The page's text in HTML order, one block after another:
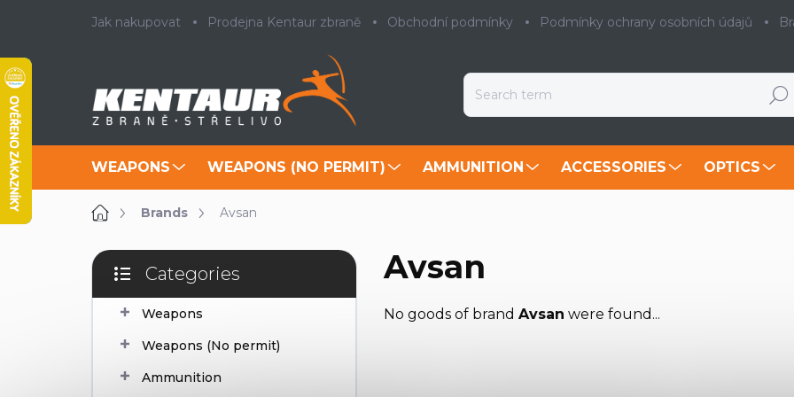
Jak nakupovat Prodejna Kentaur zbraně Obchodní podmínky Podmínky ochrany osobních údajů
Search
WEAPONS WEAPONS (NO PERMIT) AMMUNITION ACCESSORIES OPTICS
HomeBrands Avsan
S
d
Skip
categories
Categories
Weapons
Weapons (No permit)
Ammunition
Avsan
No goods of brand Avsan were found...